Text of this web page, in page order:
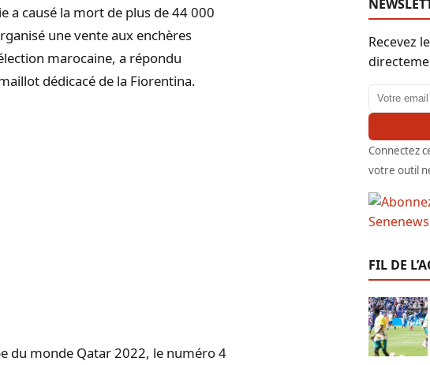
a causé la mort de plus de 44 000
une vente aux enchères
marocaine, a répondu
dédicacé de la Fiorentina.
du monde Qatar 2022, le numéro 4
Recevez
Adresse
Connectez
votre outil
FIL DE